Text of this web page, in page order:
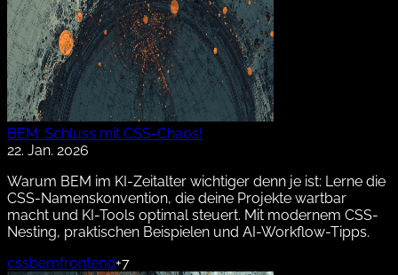
BEM: Schluss mit CSS-Chaos!
22. Jan. 2026
Warum BEM im KI-Zeitalter wichtiger denn je ist: Lerne die
CSS-Namenskonvention, die deine Projekte wartbar
macht und KI-Tools optimal steuert. Mit modernem CSS-
Nesting, praktischen Beispielen und AI-Workflow-Tipps.
cssbemfrontend+7